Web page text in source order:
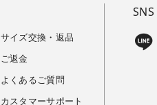
サイズ交換・返品
ご返金
よくあるご質問
カスタマーサポート
SNS